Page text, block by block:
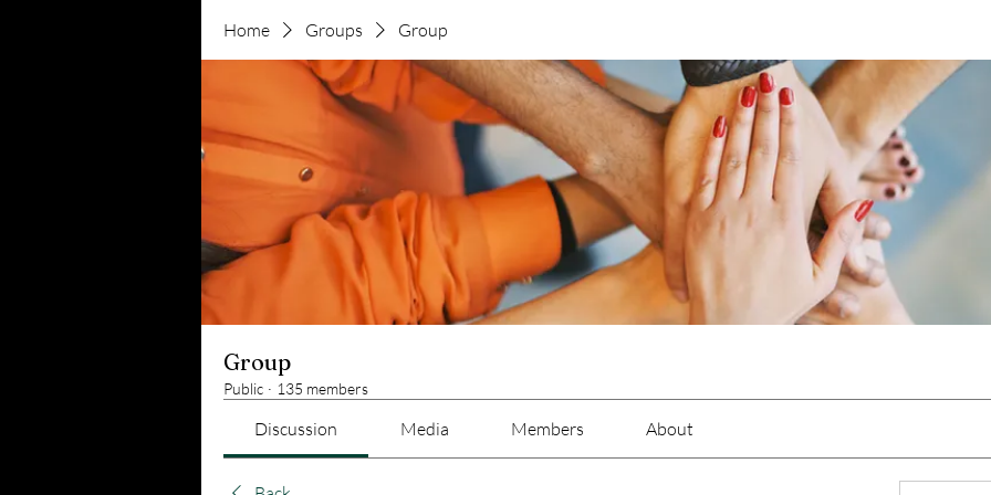
Home Groups Group
Group
Public · 135 members
Discussion Media Members About